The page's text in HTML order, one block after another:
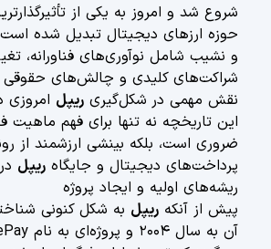
شروع شد و امروز به یکی از
حوزه ارزهای دیجیتال تبدیل شده
و نشیب شامل نوآوری‌های فناورانه،
شراکت‌های کلیدی و چالش‌های حقوقی
نقش مهمی در شکل‌گیری ریپل امروزی
این تاریخچه نه تنها برای فهم ماهیت
ضروری است، بلکه بینشی ارزشمند از
پرداخت‌های دیجیتال و جایگاه ریپل
ریشه‌های اولیه و ایجاد پروژه
پیش از آنکه ریپل به شکل کنونی